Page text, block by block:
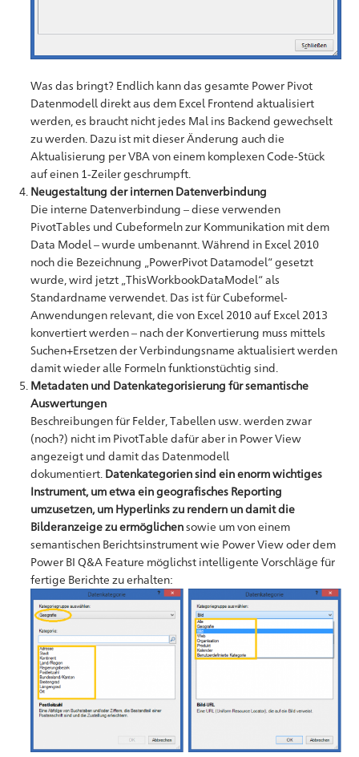
Was das bringt? Endlich kann das gesamte Power Pivot
Datenmodell direkt aus dem Excel Frontend aktualisiert
werden, es braucht nicht jedes Mal ins Backend gewechselt
zu werden. Dazu ist mit dieser Änderung auch die
Aktualisierung per VBA von einem komplexen Code-Stück
auf einen 1-Zeiler geschrumpft.
Neugestaltung der internen Datenverbindung
Die interne Datenverbindung – diese verwenden
PivotTables und Cubeformeln zur Kommunikation mit dem
Data Model – wurde umbenannt. Während in Excel 2010
noch die Bezeichnung „PowerPivot Datamodel“ gesetzt
wurde, wird jetzt „ThisWorkbookDataModel“ als
Standardname verwendet. Das ist für Cubeformel-
Anwendungen relevant, die von Excel 2010 auf Excel 2013
konvertiert werden – nach der Konvertierung muss mittels
Suchen+Ersetzen der Verbindungsname aktualisiert werden
damit wieder alle Formeln funktionstüchtig sind.
Metadaten und Datenkategorisierung für semantische
Auswertungen
Beschreibungen für Felder, Tabellen usw. werden zwar
(noch?) nicht im PivotTable dafür aber in Power View
angezeigt und damit das Datenmodell
dokumentiert. Datenkategorien sind ein enorm wichtiges
Instrument, um etwa ein geografisches Reporting
umzusetzen, um Hyperlinks zu rendern un damit die
Bilderanzeige zu ermöglichensowie um von einem
semantischen Berichtsinstrument wie Power View oder dem
Power BI Q&A Feature möglichst intelligente Vorschläge für
fertige Berichte zu erhalten: